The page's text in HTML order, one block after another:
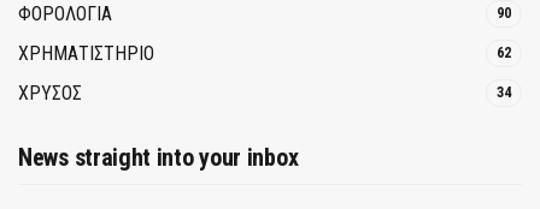
ΦΟΡΟΛΟΓΙΑ 90
ΧΡΗΜΑΤΙΣΤΗΡΙΟ 62
ΧΡΥΣΟΣ 34
News straight into your inbox